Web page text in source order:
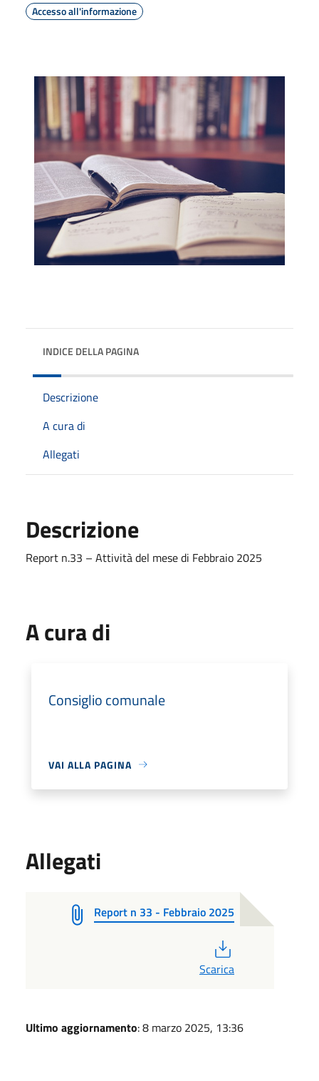
Accesso all'informazione
INDICE DELLA PAGINA
Descrizione
A cura di
Allegati
Descrizione
Report n.33 – Attività del mese di Febbraio 2025
A cura di
Consiglio comunale
VAI ALLA PAGINA
Allegati
Report n 33 - Febbraio 2025
Scarica
Ultimo aggiornamento: 8 marzo 2025, 13:36